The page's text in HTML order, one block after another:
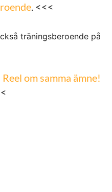
. <<<
träningsberoende på
om samma ämne!